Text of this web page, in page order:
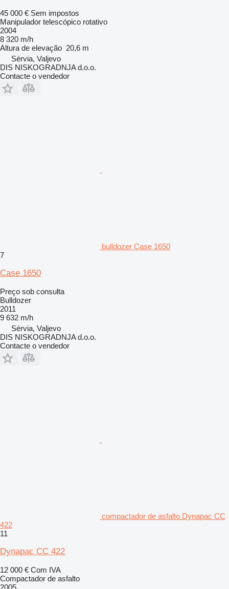
45 000 € Sem impostos
Manipulador telescópico rotativo
2004
8 320 m/h
Altura de elevação 20,6 m
Sérvia, Valjevo
DIS NISKOGRADNJA d.o.o.
Contacte o vendedor
bulldozer Case 1650
7
Case 1650
Preço sob consulta
Bulldozer
2011
9 632 m/h
Sérvia, Valjevo
DIS NISKOGRADNJA d.o.o.
Contacte o vendedor
compactador de asfalto Dynapac CC
422
11
Dynapac CC 422
12 000 € Com IVA
Compactador de asfalto
2005